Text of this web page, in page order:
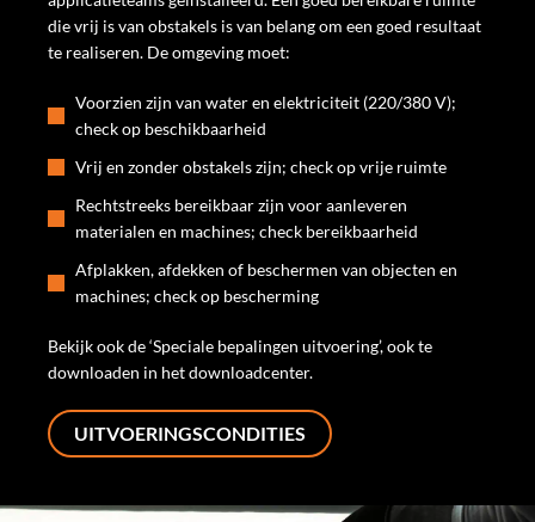
die vrij is van obstakels is van belang om een goed resultaat
te realiseren. De omgeving moet:
Voorzien zijn van water en elektriciteit (220/380 V);
check op beschikbaarheid
Vrij en zonder obstakels zijn; check op vrije ruimte
Rechtstreeks bereikbaar zijn voor aanleveren
materialen en machines; check bereikbaarheid
Afplakken, afdekken of beschermen van objecten en
machines; check op bescherming
Bekijk ook de ‘Speciale bepalingen uitvoering’, ook te
downloaden in het downloadcenter.
UITVOERINGSCONDITIES